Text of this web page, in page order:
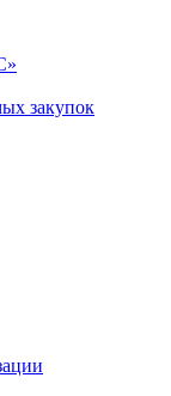
закупок